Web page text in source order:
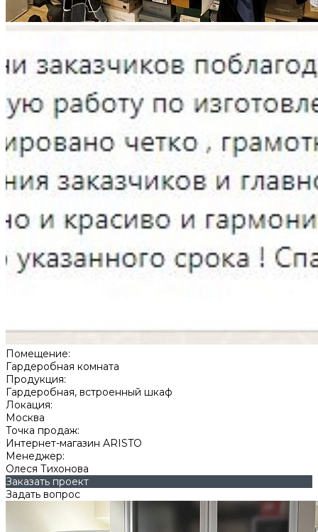
Помещение:
Гардеробная комната
Продукция:
Гардеробная, встроенный шкаф
Локация:
Москва
Точка продаж:
Интернет-магазин ARISTO
Менеджер:
Олеся Тихонова
Заказать проект
Задать вопрос